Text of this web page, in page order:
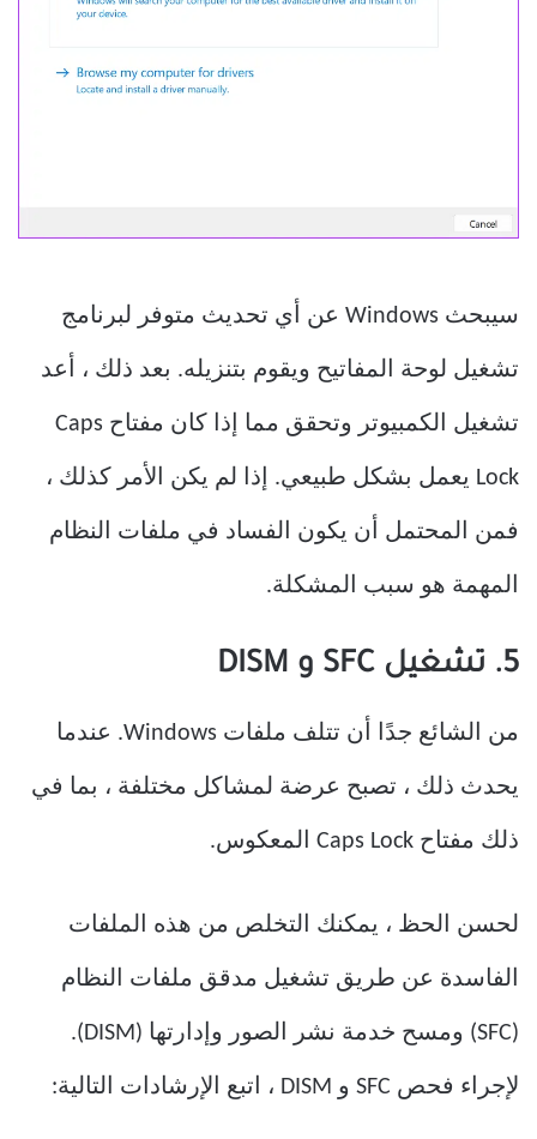
سيبحث Windows عن أي تحديث متوفر لبرنامج
تشغيل لوحة المفاتيح ويقوم بتنزيله. بعد ذلك ، أعد
تشغيل الكمبيوتر وتحقق مما إذا كان مفتاح Caps
Lock يعمل بشكل طبيعي. إذا لم يكن الأمر كذلك ،
فمن المحتمل أن يكون الفساد في ملفات النظام
المهمة هو سبب المشكلة.
5. تشغيل SFC و DISM
من الشائع جدًا أن تتلف ملفات Windows. عندما
يحدث ذلك ، تصبح عرضة لمشاكل مختلفة ، بما في
ذلك مفتاح Caps Lock المعكوس.
لحسن الحظ ، يمكنك التخلص من هذه الملفات
الفاسدة عن طريق تشغيل مدقق ملفات النظام
(SFC) ومسح خدمة نشر الصور وإدارتها (DISM).
لإجراء فحص SFC و DISM ، اتبع الإرشادات التالية: